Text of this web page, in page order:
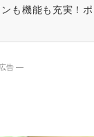
も機能も充実！
告 ―